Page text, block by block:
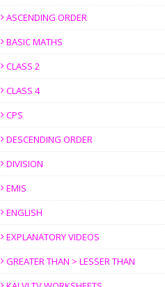
ASCENDING ORDER
BASIC MATHS
CLASS 2
CLASS 4
CPS
DESCENDING ORDER
DIVISION
EMIS
ENGLISH
EXPLANATORY VIDEOS
GREATER THAN > LESSER THAN